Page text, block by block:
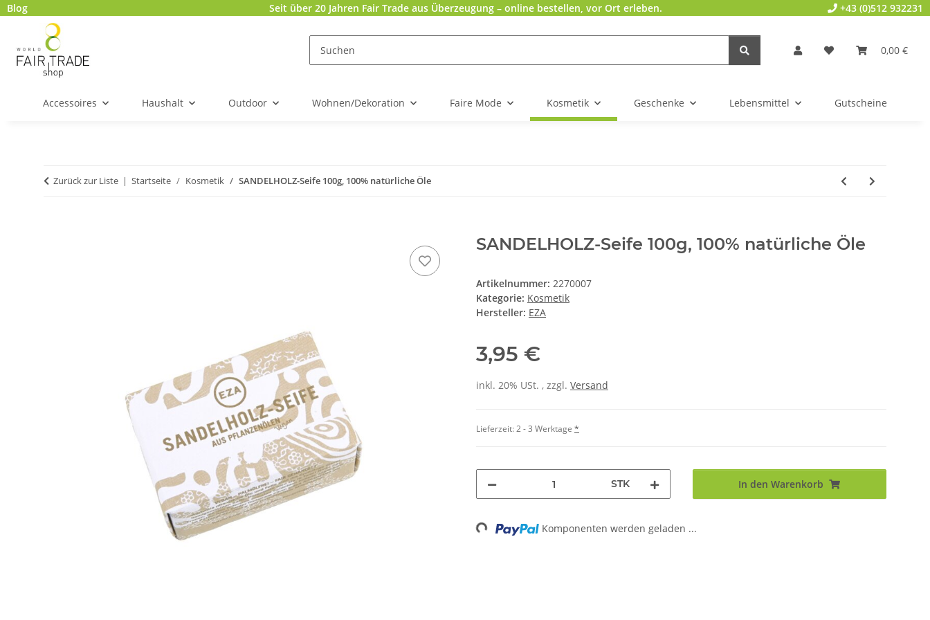
Blog Seit über 20 Jahren Fair Trade aus Überzeugung – online bestellen, vor Ort erleben. +43 (0)512 932231
0,00 €
Accessoires Haushalt Outdoor Wohnen/Dekoration Faire Mode Kosmetik Geschenke Lebensmittel Gutscheine
Zurück zur Liste Startseite Kosmetik SANDELHOLZ-Seife 100g, 100% natürliche Öle
SANDELHOLZ-Seife 100g, 100% natürliche Öle
Artikelnummer: 2270007
Kategorie: Kosmetik
Hersteller: EZA
3,95 €
inkl. 20% USt. , zzgl. Versand
Lieferzeit:2 - 3 Werktage *
STK In den Warenkorb
Loading... Komponenten werden geladen ...